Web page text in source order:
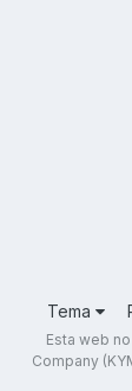
Tema
Esta web
Company